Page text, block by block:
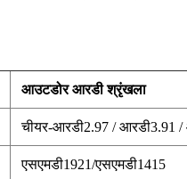
आउटडोर आरडी श्रृंखला
चीयर-आरडी2.97 / आरडी3.91
एसएमडी1921/एसएमडी1415